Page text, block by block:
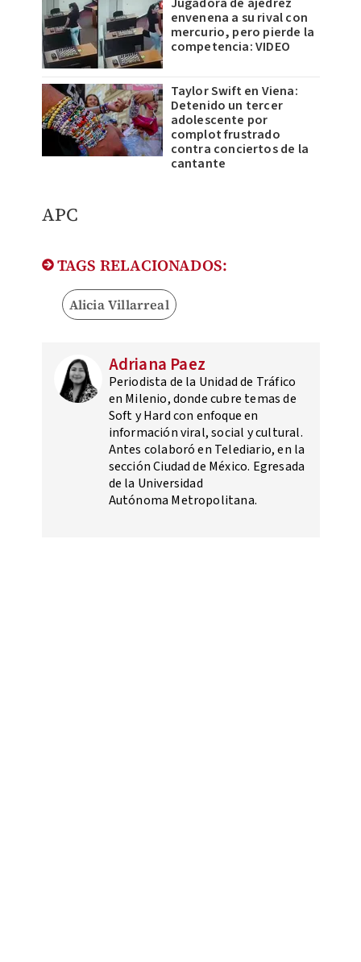
envenena a su rival con
mercurio, pero pierde la
competencia: VIDEO
Taylor Swift en Viena:
Detenido un tercer
adolescente por
complot frustrado
contra conciertos de la
cantante
APC
TAGS RELACIONADOS:
Alicia Villarreal
Adriana Paez
Periodista de la Unidad de Tráfico
en Milenio, donde cubre temas de
Soft y Hard con enfoque en
información viral, social y cultural.
Antes colaboró en Telediario, en la
sección Ciudad de México. Egresada
de la Universidad
Autónoma Metropolitana.